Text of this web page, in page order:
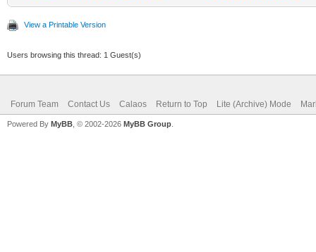
View a Printable Version
Users browsing this thread: 1 Guest(s)
Forum Team Contact Us Calaos Return to Top Lite (Archive) Mode
Powered By MyBB , © 2002-2026 MyBB Group